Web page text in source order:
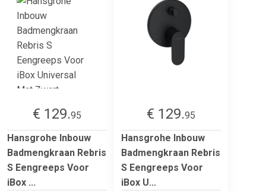
€ 129.95
Hansgrohe Inbouw
Badmengkraan Rebris
S Eengreeps Voor
iBox ...
€ 129.95
Hansgrohe Inbouw
Badmengkraan Rebris
S Eengreeps Voor
iBox U...